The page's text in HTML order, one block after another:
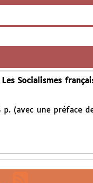
Les Socialismes
p. (avec une préface